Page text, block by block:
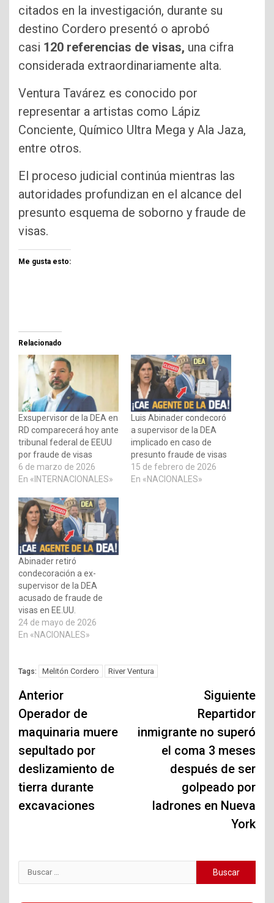
citados en la investigación, durante su
destino Cordero presentó o aprobó
casi 120 referencias de visas, una cifra
considerada extraordinariamente alta.
Ventura Tavárez es conocido por
representar a artistas como Lápiz
Conciente, Químico Ultra Mega y Ala Jaza,
entre otros.
El proceso judicial continúa mientras las
autoridades profundizan en el alcance del
presunto esquema de soborno y fraude de
visas.
Me gusta esto:
Relacionado
Exsupervisor de la DEA en
RD comparecerá hoy ante
tribunal federal de EEUU
por fraude de visas
6 de marzo de 2026
En «INTERNACIONALES»
Luis Abinader condecoró
a supervisor de la DEA
implicado en caso de
presunto fraude de visas
15 de febrero de 2026
En «NACIONALES»
Abinader retiró
condecoración a ex-
supervisor de la DEA
acusado de fraude de
visas en EE.UU.
24 de mayo de 2026
En «NACIONALES»
Tags: Melitón Cordero River Ventura
Navegación
de
entradas
Anterior
Operador de
maquinaria muere
sepultado por
deslizamiento de
tierra durante
excavaciones
Siguiente
Repartidor
inmigrante no superó
el coma 3 meses
después de ser
golpeado por
ladrones en Nueva
York
Buscar: